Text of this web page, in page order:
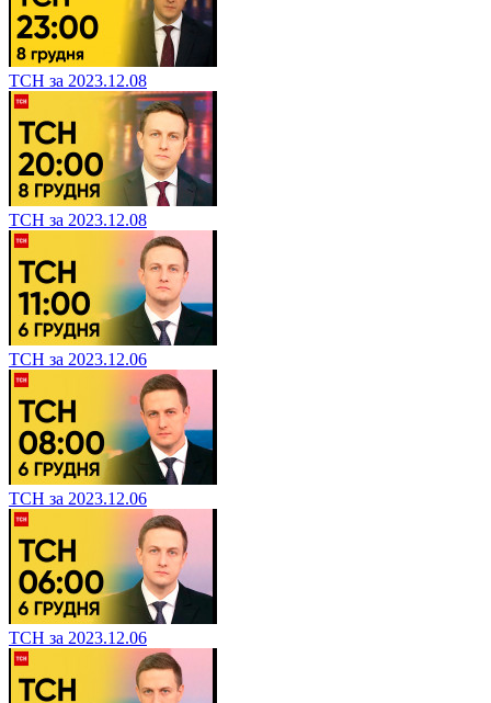
ТСН за 2023.12.08
ТСН за 2023.12.08
ТСН за 2023.12.06
ТСН за 2023.12.06
ТСН за 2023.12.06